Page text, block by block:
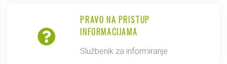
PRAVO NA PRISTUP
INFORMACIJAMA
Službenik za informiranje